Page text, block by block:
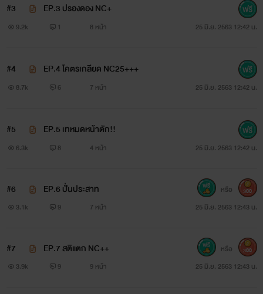
..
“กูไม่ใช่ทอม”
“กูไม่ชอบผู้ชายอย่างมึงต่างหาก..กู ไม่ ใช่ ทอม!”
#3 EP.3 ปรองดอง NC+
9.2k 1 8 หน้า 25 มิ.ย. 2563 12:42 น.
#4 EP.4 โคตรเกลียด NC25+++
8.7k 6 7 หน้า 25 มิ.ย. 2563 12:42 น.
#5 EP.5 เทหมดหน้าตัก!!
6.3k 8 4 หน้า 25 มิ.ย. 2563 12:42 น.
#6 EP.6 ปั่นประสาท
3.1k 9 7 หน้า 25 มิ.ย. 2563 12:43 น.
หรือ 300
#7 EP.7 สติแตก NC++
3.9k 9 9 หน้า 25 มิ.ย. 2563 12:43 น.
หรือ 300